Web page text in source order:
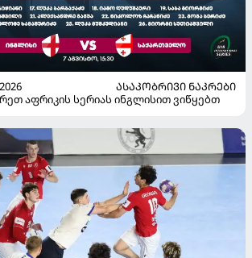
ᲐᲡᲐᲙᲝᲑᲠᲘᲕᲘ ᲜᲐᲙᲠᲔᲑᲘ
აფრიკის სერიას ინგლისით ვიწყებთ